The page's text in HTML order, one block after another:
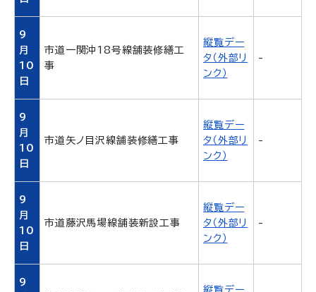
9
月
10
日
市道一関沖18号線舗装修繕工
事
縦覧デー
タ（外部リ
ンク）
-
9
月
10
日
市道矢ノ目沢線舗装修繕工事
縦覧デー
タ（外部リ
ンク）
-
9
月
10
日
市道藤沢馬場線舗装新設工事
縦覧デー
タ（外部リ
ンク）
-
9
縦覧デー